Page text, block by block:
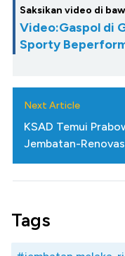
Saksikan video di
Video:Gaspol di
Sporty
Next Article
KSAD Temui
Jembatan-
Tags